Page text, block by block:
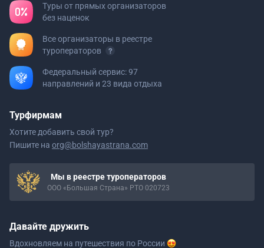
Туры от прямых организаторов
без наценок
Все организаторы в реестре
туроператоров
Федеральный сервис: 97
направлений и 23 вида отдыха
Турфирмам
Хотите добавить свой тур?
Пишите на org@bolshayastrana.com
Мы в реестре туроператоров
ООО «Большая Страна» РТО 020723
Давайте дружить
Вдохновляем на путешествия по России